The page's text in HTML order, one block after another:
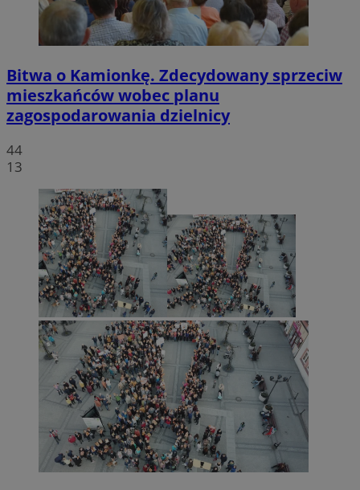
Bitwa o Kamionkę. Zdecydowany sprzeciw
mieszkańców wobec planu
zagospodarowania dzielnicy
44
13